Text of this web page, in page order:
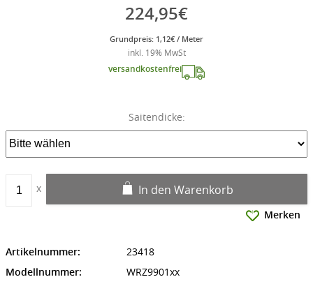
224,95€
Grundpreis: 1,12€ / Meter
inkl. 19% MwSt
versandkostenfrei
Saitendicke:
In den Warenkorb
Merken
Artikelnummer:
23418
Modellnummer:
WRZ9901xx